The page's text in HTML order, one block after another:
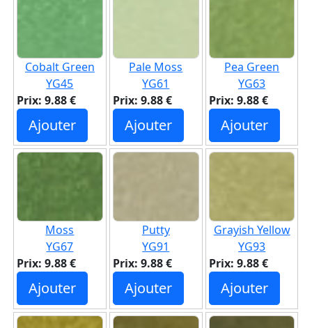
Cobalt Green
YG45
Prix: 9.88 €
Ajouter
Pale Moss
YG61
Prix: 9.88 €
Ajouter
Pea Green
YG63
Prix: 9.88 €
Ajouter
Moss
YG67
Prix: 9.88 €
Ajouter
Putty
YG91
Prix: 9.88 €
Ajouter
Grayish Yellow
YG93
Prix: 9.88 €
Ajouter